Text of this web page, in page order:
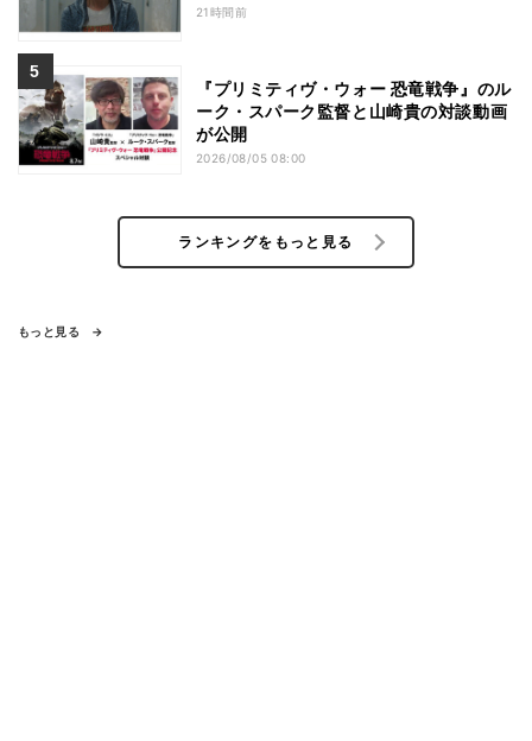
21時間前
『プリミティヴ・ウォー 恐⻯戦争』のル
ーク・スパーク監督と山崎貴の対談動画
が公開
2026/08/05 08:00
ランキングをもっと見る
もっと見る